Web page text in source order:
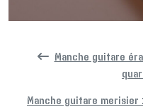
Manche guitare
Manche guitare